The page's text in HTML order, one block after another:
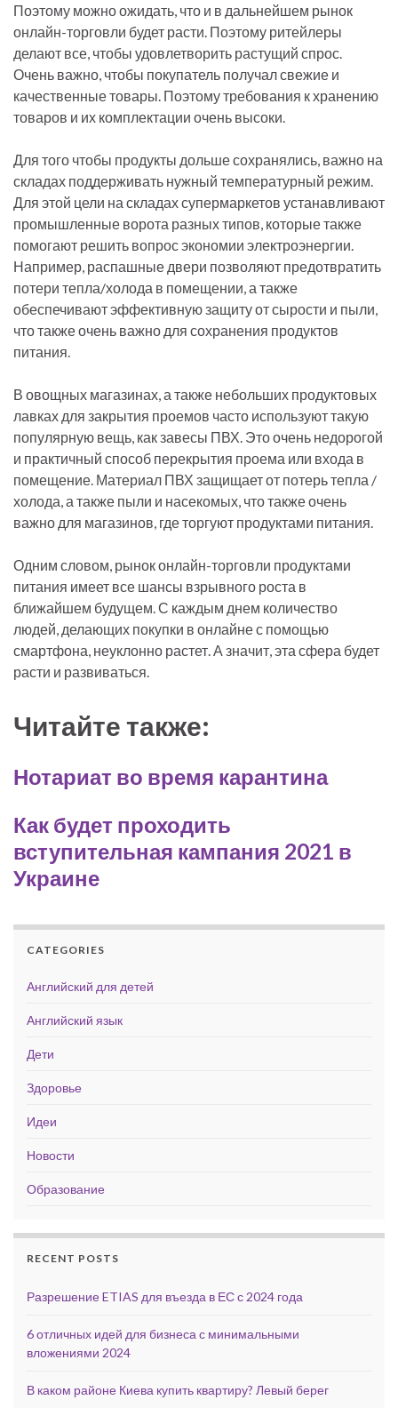
Поэтому можно ожидать, что и в дальнейшем рынок
онлайн-торговли будет расти. Поэтому ритейлеры
делают все, чтобы удовлетворить растущий спрос.
Очень важно, чтобы покупатель получал свежие и
качественные товары. Поэтому требования к хранению
товаров и их комплектации очень высоки.
Для того чтобы продукты дольше сохранялись, важно на
складах поддерживать нужный температурный режим.
Для этой цели на складах супермаркетов устанавливают
промышленные ворота разных типов, которые также
помогают решить вопрос экономии электроэнергии.
Например, распашные двери позволяют предотвратить
потери тепла/холода в помещении, а также
обеспечивают эффективную защиту от сырости и пыли,
что также очень важно для сохранения продуктов
питания.
В овощных магазинах, а также небольших продуктовых
лавках для закрытия проемов часто используют такую
популярную вещь, как завесы ПВХ. Это очень недорогой
и практичный способ перекрытия проема или входа в
помещение. Материал ПВХ защищает от потерь тепла /
холода, а также пыли и насекомых, что также очень
важно для магазинов, где торгуют продуктами питания.
Одним словом, рынок онлайн-торговли продуктами
питания имеет все шансы взрывного роста в
ближайшем будущем. С каждым днем количество
людей, делающих покупки в онлайне с помощью
смартфона, неуклонно растет. А значит, эта сфера будет
расти и развиваться.
Читайте также:
Нотариат во время карантина
Как будет проходить
вступительная кампания 2021 в
Украине
CATEGORIES
Английский для детей
Английский язык
Дети
Здоровье
Идеи
Новости
Образование
RECENT POSTS
Разрешение ETIAS для въезда в ЕС с 2024 года
6 отличных идей для бизнеса с минимальными
вложениями 2024
В каком районе Киева купить квартиру? Левый берег